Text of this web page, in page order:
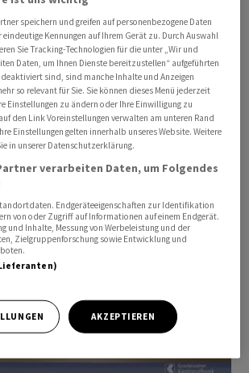
Vizepräsident der
Nationalbank.
Leiter Flossbach von Storch
speichern und greifen auf personenbezogene Daten
Kennungen auf Ihrem Gerät zu. Durch Auswahl
Sie Tracking-Technologien für die unter „Wir und
Daten, um Ihnen Dienste bereitzustellen“ aufgeführten
deaktiviert sind, sind manche Inhalte und Anzeigen
so relevant für Sie. Sie können dieses Menü jederzeit
Einstellungen zu ändern oder Ihre Einwilligung zu
den Link Voreinstellungen verwalten am unteren Rand
Einstellungen gelten innerhalb unseres Website. Weitere
in unserer Datenschutzerklärung.
verarbeiten Daten, um Folgendes
Endgeräteeigenschaften zur Identifikation
von oder Zugriff auf Informationen auf einem Endgerät.
und Inhalte, Messung von Werbeleistung und der
Zielgruppenforschung sowie Entwicklung und
AKZEPTIEREN